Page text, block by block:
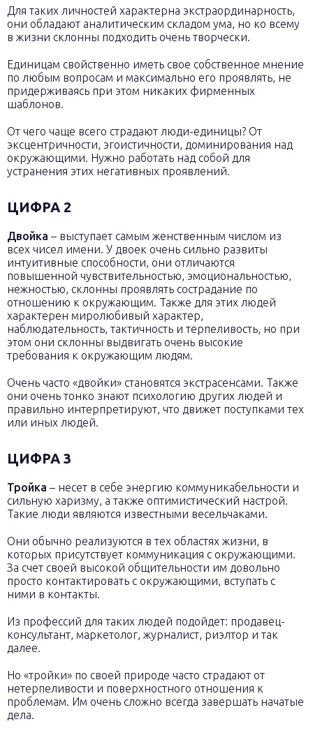
Для таких личностей характерна экстраординарность,
они обладают аналитическим складом ума, но ко всему
в жизни склонны подходить очень творчески.
Единицам свойственно иметь свое собственное мнение
по любым вопросам и максимально его проявлять, не
придерживаясь при этом никаких фирменных
шаблонов.
От чего чаще всего страдают люди-единицы? От
эксцентричности, эгоистичности, доминирования над
окружающими. Нужно работать над собой для
устранения этих негативных проявлений.
ЦИФРА 2
Двойка – выступает самым женственным числом из
всех чисел имени. У двоек очень сильно развиты
интуитивные способности, они отличаются
повышенной чувствительностью, эмоциональностью,
нежностью, склонны проявлять сострадание по
отношению к окружающим. Также для этих людей
характерен миролюбивый характер,
наблюдательность, тактичность и терпеливость, но при
этом они склонны выдвигать очень высокие
требования к окружающим людям.
Очень часто «двойки» становятся экстрасенсами. Также
они очень тонко знают психологию других людей и
правильно интерпретируют, что движет поступками тех
или иных людей.
ЦИФРА 3
Тройка – несет в себе энергию коммуникабельности и
сильную харизму, а также оптимистический настрой.
Такие люди являются известными весельчаками.
Они обычно реализуются в тех областях жизни, в
которых присутствует коммуникация с окружающими.
За счет своей высокой общительности им довольно
просто контактировать с окружающими, вступать с
ними в контакты.
Из профессий для таких людей подойдет: продавец-
консультант, маркетолог, журналист, риэлтор и так
далее.
Но «тройки» по своей природе часто страдают от
нетерпеливости и поверхностного отношения к
проблемам. Им очень сложно всегда завершать начатые
дела.